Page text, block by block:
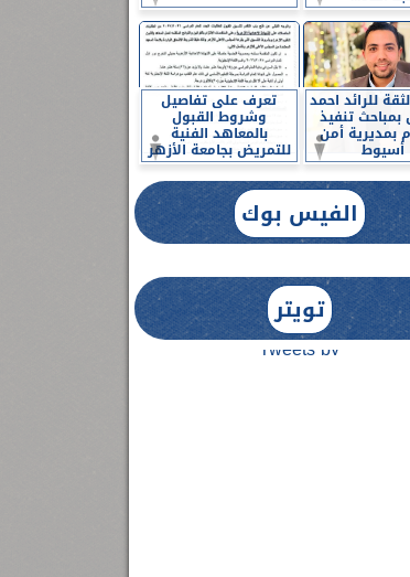
للرائد احمد
تنفيذ
بمديرية أمن
أسيوط
تعرف على تفاصيل
وشروط القبول
بالمعاهد الفنية
للتمريض بجامعة الأزهر
الفيس بوك
تويتر
Tweets by